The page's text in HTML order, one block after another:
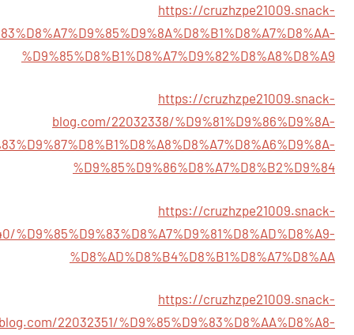
https://cruzhzpe21009.snack-
%D9%85%D8%B1%D8%A7%D9%82%D8%A8%D8%A9
https://cruzhzpe21009.snack-
blog.com/22032338/%D9%81%D9%86%D9%8A-
%D9%85%D9%86%D8%A7%D8%B2%D9%84
https://cruzhzpe21009.snack-
%D9%85%D9%83%D8%A7%D9%81%D8%AD%D8%A9-
%D8%AD%D8%B4%D8%B1%D8%A7%D8%AA
https://cruzhzpe21009.snack-
22032351/%D9%85%D9%83%D8%AA%D8%A8-